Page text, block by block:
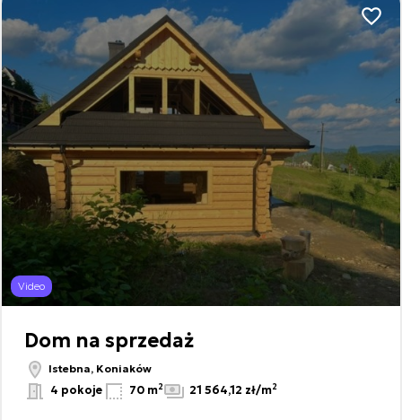
Video
Dom na sprzedaż
Istebna, Koniaków
4 pokoje 70 m2 21 564,12 zł/m2